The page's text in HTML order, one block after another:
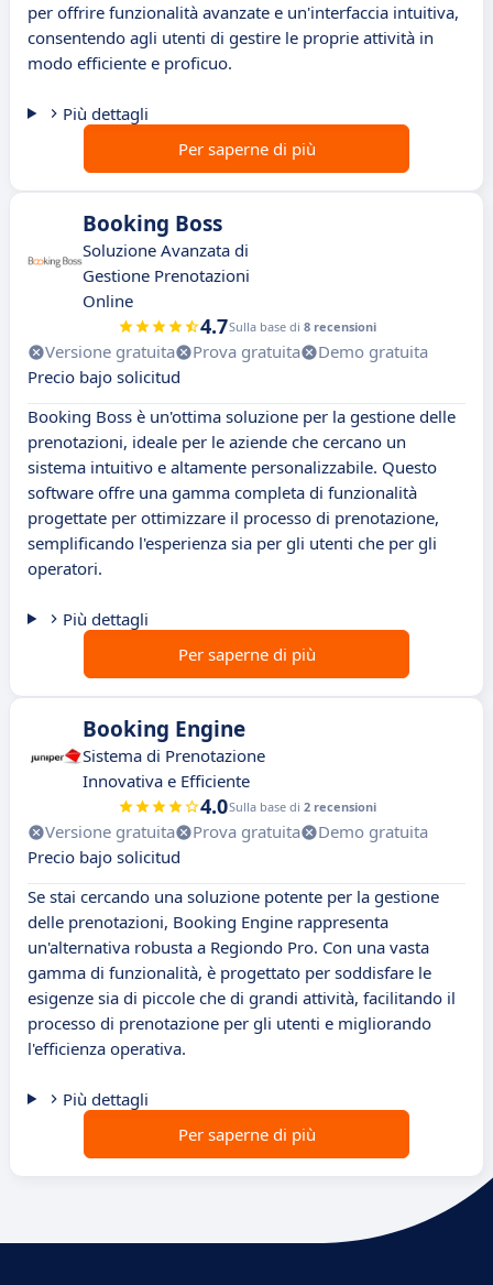
per offrire funzionalità avanzate e un'interfaccia intuitiva,
consentendo agli utenti di gestire le proprie attività in
modo efficiente e proficuo.
Più dettagli
Per saperne di più
Booking Boss
Soluzione Avanzata di
Gestione Prenotazioni
Online
4.7Sulla base di 8 recensioni
Versione gratuita Prova gratuita
Demo gratuita
Precio bajo solicitud
Booking Boss è un'ottima soluzione per la gestione delle
prenotazioni, ideale per le aziende che cercano un
sistema intuitivo e altamente personalizzabile. Questo
software offre una gamma completa di funzionalità
progettate per ottimizzare il processo di prenotazione,
semplificando l'esperienza sia per gli utenti che per gli
operatori.
Più dettagli
Per saperne di più
Booking Engine
Sistema di Prenotazione
Innovativa e Efficiente
4.0Sulla base di 2 recensioni
Versione gratuita Prova gratuita
Demo gratuita
Precio bajo solicitud
Se stai cercando una soluzione potente per la gestione
delle prenotazioni, Booking Engine rappresenta
un'alternativa robusta a Regiondo Pro. Con una vasta
gamma di funzionalità, è progettato per soddisfare le
esigenze sia di piccole che di grandi attività, facilitando il
processo di prenotazione per gli utenti e migliorando
l'efficienza operativa.
Più dettagli
Per saperne di più